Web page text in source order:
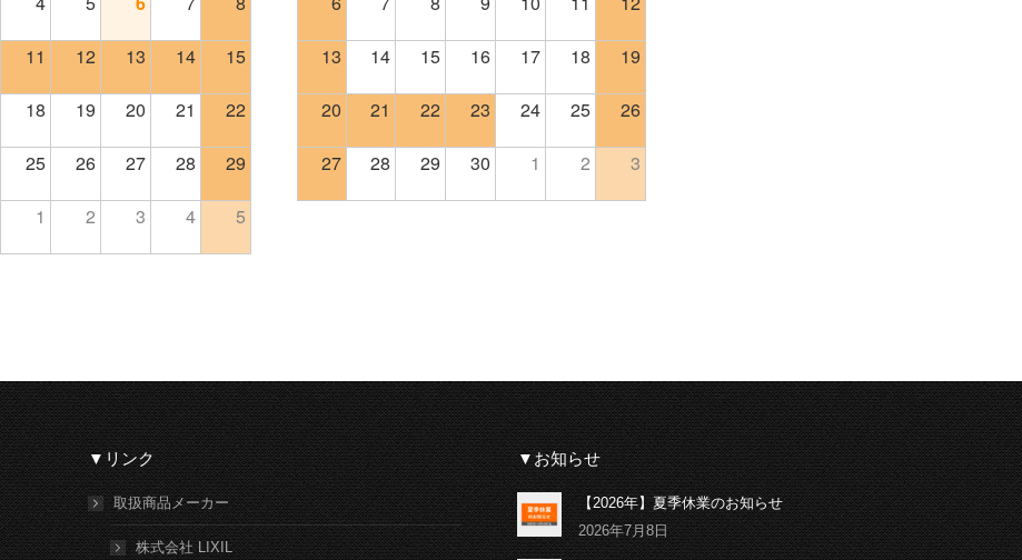
11 12 13 14 15
18 19 20 21 22
25 26 27 28 29
1 2 3 4 5
13 14 15 16 17 18 19
20 21 22 23 24 25 26
27 28 29 30 1 2 3
▼リンク
取扱商品メーカー
株式会社 LIXIL
▼お知らせ
【2026年】夏季休業のお知らせ
2026年7月8日